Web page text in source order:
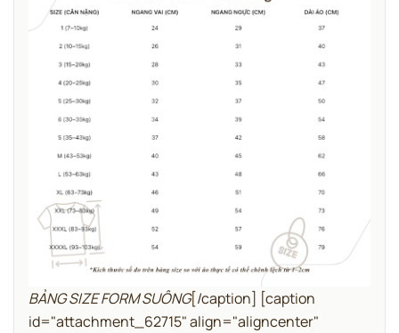
BẢNG SIZE FORM SUÔNG[/caption] [caption
id="attachment_62715" align="aligncenter"